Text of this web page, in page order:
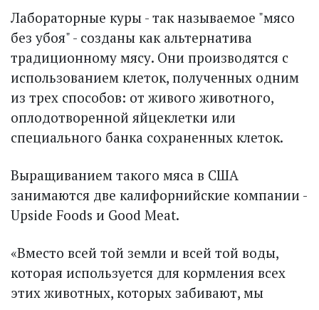
Лабораторные куры - так называемое "мясо
без убоя" - созданы как альтернатива
традиционному мясу. Они производятся с
использованием клеток, полученных одним
из трех способов: от живого животного,
оплодотворенной яйцеклетки или
специального банка сохраненных клеток.
Выращиванием такого мяса в США
занимаются две калифорнийские компании -
Upside Foods и Good Meat.
«Вместо всей той земли и всей той воды,
которая используется для кормления всех
этих животных, которых забивают, мы